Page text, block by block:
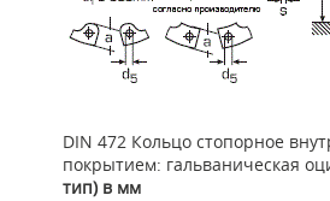
DIN 472 Кольцо стопорное
покрытием: гальваническая
тип) в мм